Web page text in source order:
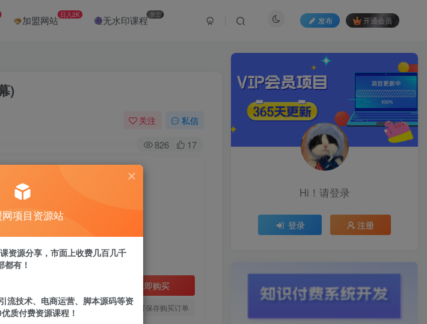
加盟网站 日入2K 无水印课程 加盟
发布 开通会员
)
关注 私信
826 17
，不废号不焦虑(录音+字幕)
免费
立即购买
您当前未登录！建议登陆后购买，可保存购买订单
Hi！请登录
登录 注册
项目资源站
资源分享，市面上收费几百几千
都有！
流技术、电商运营、脚本源码等资
质付费资源课程！